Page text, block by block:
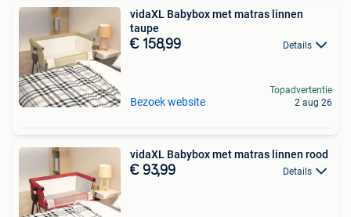
vidaXL Babybox met matras linnen
taupe
€ 158,99 Details
Bezoek website
Topadvertentie
2 aug 26
vidaXL Babybox met matras linnen rood
€ 93,99 Details